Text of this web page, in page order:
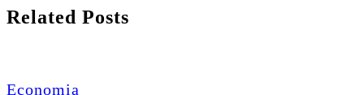
Related Posts
Economia